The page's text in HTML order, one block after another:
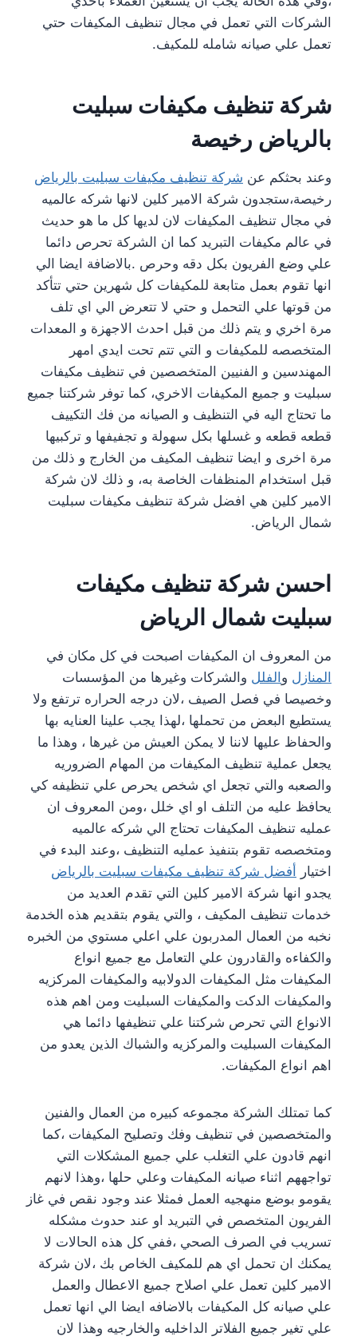
الشركات التي تعمل في مجال تنظيف المكيفات حتي
تعمل علي صيانه شامله للمكيف.
شركة تنظيف مكيفات سبليت
بالرياض رخيصة
وعند بحثكم عن شركة تنظيف مكيفات سبليت بالرياض
رخيصة،ستجدون شركة الامير كلين لانها شركه عالميه
في مجال تنظيف المكيفات لان لديها كل ما هو حديث
في عالم مكيفات التبريد كما ان الشركة تحرص دائما
علي وضع الفريون بكل دقه وحرص .بالاضافة ايضا الي
انها تقوم بعمل متابعة للمكيفات كل شهرين حتي تتأكد
من قوتها علي التحمل و حتي لا تتعرض الي اي تلف
مرة اخري و يتم ذلك من قبل احدث الاجهزة و المعدات
المتخصصه للمكيفات و التي تتم تحت ايدي امهر
المهندسين و الفنيين المتخصصين في تنظيف مكيفات
سبليت و جميع المكيفات الاخري، كما توفر شركتنا جميع
ما تحتاج اليه في التنظيف و الصيانه من فك التكييف
قطعه قطعه و غسلها بكل سهولة و تجفيفها و تركبيها
مرة اخرى و ايضا تنظيف المكيف من الخارج و ذلك من
قبل استخدام المنظفات الخاصة به، و ذلك لان شركة
الامير كلين هي افضل شركة تنظيف مكيفات سبليت
شمال الرياض.
احسن شركة تنظيف مكيفات
سبليت شمال الرياض
من المعروف ان المكيفات اصبحت في كل مكان في
المنازل والفلل والشركات وغيرها من المؤسسات
وخصيصا في فصل الصيف ،لان درجه الحراره ترتفع ولا
يستطيع البعض من تحملها ،لهذا يجب علينا العنايه بها
والحفاظ عليها لاننا لا يمكن العيش من غيرها ، وهذا ما
يجعل عملية تنظيف المكيفات من المهام الضروريه
والصعبه والتي تجعل اي شخص يحرص علي تنظيفه كي
يحافظ عليه من التلف او اي خلل ،ومن المعروف ان
عمليه تنظيف المكيفات تحتاج الي شركه عالميه
ومتخصصه تقوم بتنفيذ عمليه التنظيف ،وعند البدء في
اختيار أفضل شركة تنظيف مكيفات سبليت بالرياض
يجدو انها شركة الامير كلين التي تقدم العديد من
خدمات تنظيف المكيف ، والتي يقوم بتقديم هذه الخدمة
نخبه من العمال المدربون علي اعلي مستوي من الخبره
والكفاءه والقادرون علي التعامل مع جميع انواع
المكيفات مثل المكيفات الدولابيه والمكيفات المركزيه
والمكيفات الدكت والمكيفات السبليت ومن اهم هذه
الانواع التي تحرص شركتنا علي تنظيفها دائما هي
المكيفات السبليت والمركزيه والشباك الذين يعدو من
اهم انواع المكيفات.
كما تمتلك الشركة مجموعه كبيره من العمال والفنين
والمتخصصين في تنظيف وفك وتصليح المكيفات ،كما
انهم قادون علي التغلب علي جميع المشكلات التي
تواجههم اثناء صيانه المكيفات وعلي حلها ،وهذا لانهم
يقومو بوضع منهجيه العمل فمثلا عند وجود نقص في غاز
الفريون المتخصص في التبريد او عند حدوث مشكله
تسريب في الصرف الصحي ،ففي كل هذه الحالات لا
يمكنك ان تحمل اي هم للمكيف الخاص بك ،لان شركة
الامير كلين تعمل علي اصلاح جميع الاعطال والعمل
علي صيانه كل المكيفات بالاضافه ايضا الي انها تعمل
علي تغير جميع الفلاتر الداخليه والخارجيه وهذا لان